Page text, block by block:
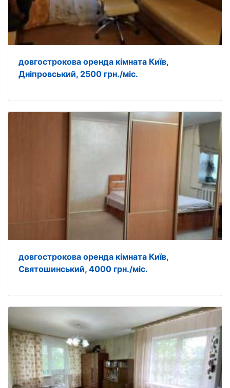
довгострокова оренда кімната Київ,
Дніпровський, 2500 грн./міс.
довгострокова оренда кімната Київ,
Святошинський, 4000 грн./міс.